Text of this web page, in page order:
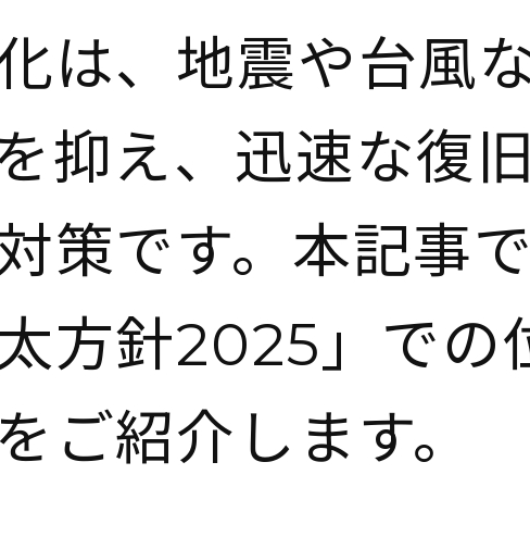
は、地震や台風
抑え、迅速な復
策です。本記事
方針2025」での
ご紹介します。